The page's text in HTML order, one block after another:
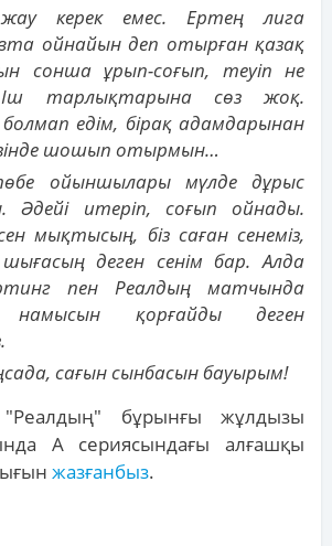
керек емес. Ертең лига
ойнайын деп отырған қазақ
сонша ұрып-соғып, теуіп не
Іш тарлықтарына сөз жоқ.
едім, бірақ адамдарынан
шошып отырмын…
ойыншылары мүлде дұрыс
Әдейі итеріп, соғып ойнады.
мықтысың, біз саған сенеміз,
деген сенім бар. Алда
пен Реалдың матчында
намысын қорғайды деген
сағын сынбасын бауырым!
бұрынғы жұлдызы
А сериясындағы алғашқы
жазғанбыз.